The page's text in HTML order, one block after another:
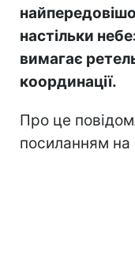
настільки
вимагає
координації.
Про це
посиланням на